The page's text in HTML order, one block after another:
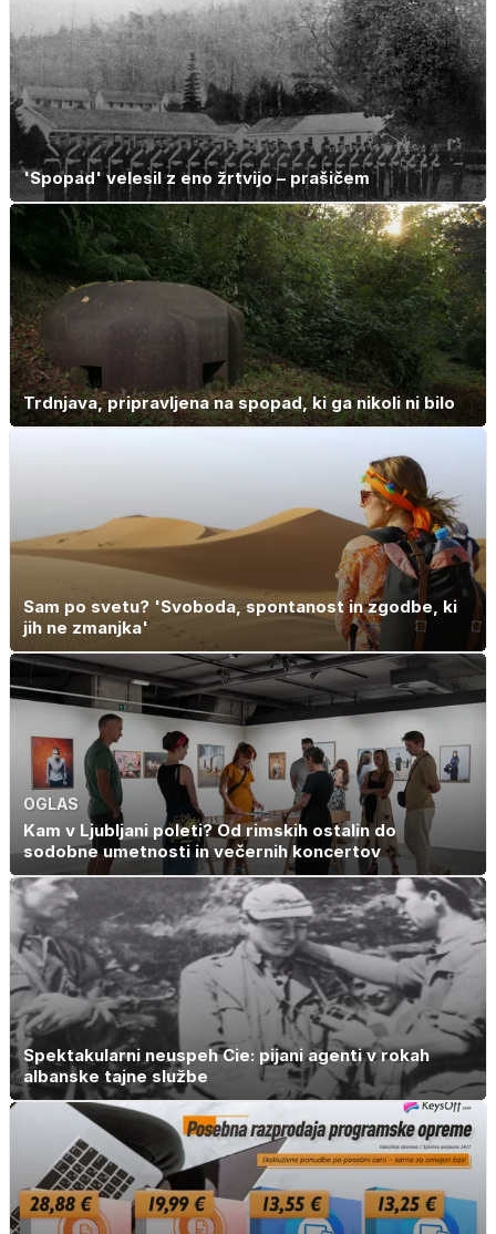
'Spopad' velesil z eno žrtvijo – prašičem
Trdnjava, pripravljena na spopad, ki ga nikoli ni bilo
Sam po svetu? 'Svoboda, spontanost in zgodbe, ki
jih ne zmanjka'
OGLAS
Kam v Ljubljani poleti? Od rimskih ostalin do
sodobne umetnosti in večernih koncertov
Spektakularni neuspeh Cie: pijani agenti v rokah
albanske tajne službe